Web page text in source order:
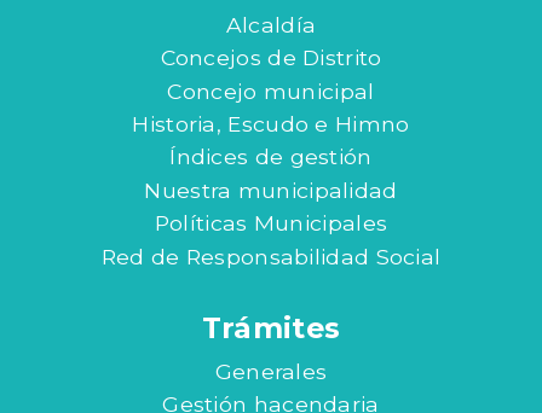
Alcaldía
Concejos de Distrito
Concejo municipal
Historia, Escudo e Himno
Índices de gestión
Nuestra municipalidad
Políticas Municipales
Red de Responsabilidad Social
Trámites
Generales
Gestión hacendaria